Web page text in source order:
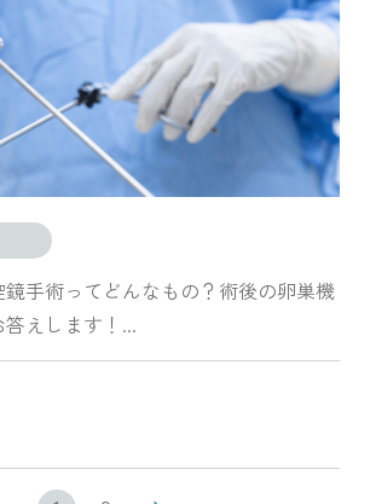
手術ってどんなもの？術後の卵巣機
えします！...